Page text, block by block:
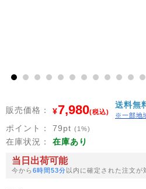
10 11
販売価格： ¥7,980(税込)
送料無
※一部地
ポイント： 79pt (1%)
在庫状況： 在庫あり
当日出荷可能
今から6時間53分以内に確定された注文が